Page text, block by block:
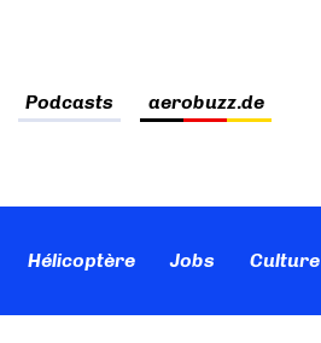
Podcasts aerobuzz.de
Hélicoptère Jobs